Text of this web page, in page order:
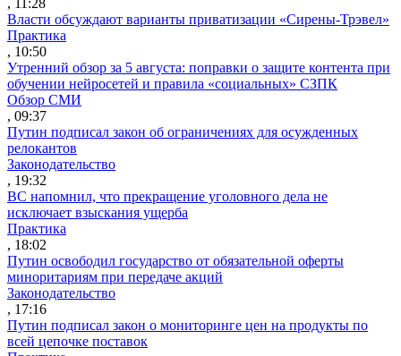
Власти обсуждают варианты приватизации «Сирены-Трэвел»
Практика
, 10:50
Утренний обзор за 5 августа: поправки о защите контента при
обучении нейросетей и правила «социальных» СЗПК
Обзор СМИ
, 09:37
Путин подписал закон об ограничениях для осужденных
релокантов
Законодательство
, 19:32
ВС напомнил, что прекращение уголовного дела не
исключает взыскания ущерба
Практика
, 18:02
Путин освободил государство от обязательной оферты
миноритариям при передаче акций
Законодательство
, 17:16
Путин подписал закон о мониторинге цен на продукты по
всей цепочке поставок